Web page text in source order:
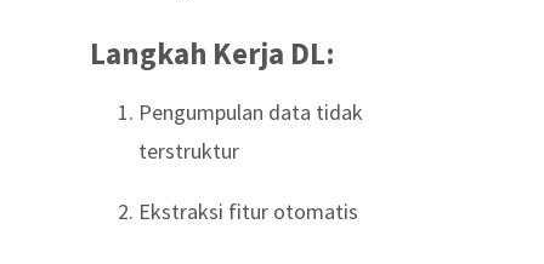
Langkah Kerja DL:
Pengumpulan data tidak
terstruktur
Ekstraksi fitur otomatis